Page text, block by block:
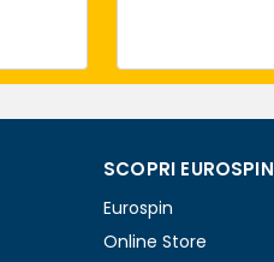
SCOPRI EUROSPIN
Eurospin
Online Store